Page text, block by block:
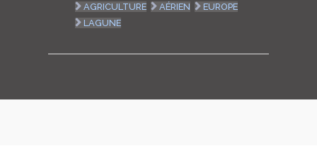
AGRICULTURE
AÉRIEN
EUROPE
LAGUNE